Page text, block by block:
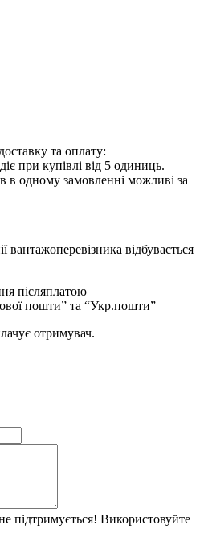
та оплату:
при купівлі від 5 одиниць.
в одному замовленні можливі за
вантажоперевізника відбувається
післяплатою
пошти” та “Укр.пошти”
отримувач.
підтримується! Використовуйте